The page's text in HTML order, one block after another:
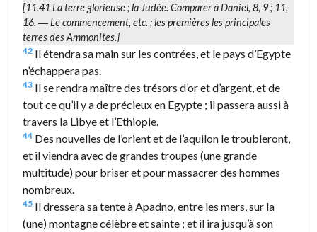
[11.41 La terre glorieuse; la Judée. Comparer à Daniel, 8, 9 ; 11,
16. ―Le commencement, etc. ; les premières les principales
terres des Ammonites.]
42 Il étendra sa main sur les contrées, et le pays d’Egypte
n’échappera pas.
43 Il se rendra maître des trésors d’or et d’argent, et de
tout ce qu’il y a de précieux en Egypte ; il passera aussi à
travers la Libye et l’Ethiopie.
44 Des nouvelles de l’orient et de l’aquilon le troubleront,
et il viendra avec de grandes troupes (une grande
multitude) pour briser et pour massacrer des hommes
nombreux.
45 Il dressera sa tente à Apadno, entre les mers, sur la
(une) montagne célèbre et sainte ; et il ira jusqu’à son